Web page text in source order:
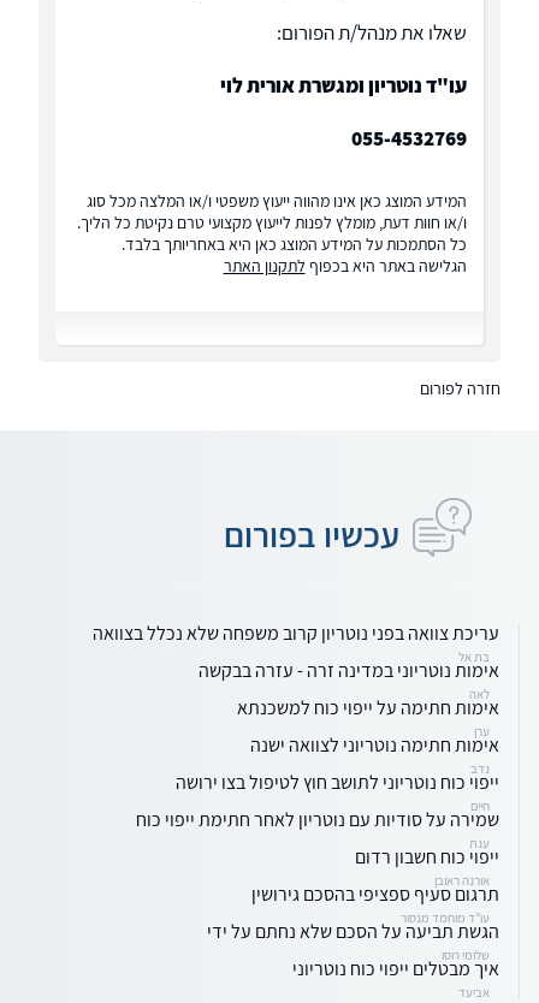
שאלו את מנהל/ת הפורום:
עו"ד נוטריון ומגשרת אורית לוי
055-4532769
המידע המוצג כאן אינו מהווה ייעוץ משפטי ו/או המלצה מכל סוג
ו/או חוות דעת, מומלץ לפנות לייעוץ מקצועי טרם נקיטת כל הליך.
כל הסתמכות על המידע המוצג כאן היא באחריותך בלבד.
הגלישה באתר היא בכפוף לתקנון האתר
חזרה לפורום
עכשיו בפורום
עריכת צוואה בפני נוטריון קרוב משפחה שלא נכלל בצוואה
בת אל
אימות נוטריוני במדינה זרה - עזרה בבקשה
לאה
אימות חתימה על ייפוי כוח למשכנתא
ערן
אימות חתימה נוטריוני לצוואה ישנה
נדב
ייפוי כוח נוטריוני לתושב חוץ לטיפול בצו ירושה
חיים
שמירה על סודיות עם נוטריון לאחר חתימת ייפוי כוח
ענת
ייפוי כוח חשבון רדום
אורנה ראובן
תרגום סעיף ספציפי בהסכם גירושין
עו"ד מוחמד מנסור
הגשת תביעה על הסכם שלא נחתם על ידי
שלומי רוסו
איך מבטלים ייפוי כוח נוטריוני
אביעד